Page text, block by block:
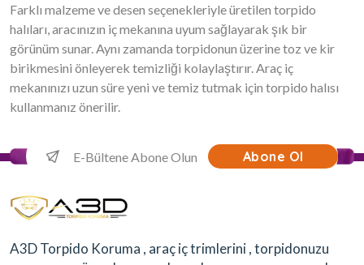
Farklı malzeme ve desen seçenekleriyle üretilen torpido
halıları, aracınızın iç mekanına uyum sağlayarak şık bir
görünüm sunar. Aynı zamanda torpidonun üzerine toz ve kir
birikmesini önleyerek temizliği kolaylaştırır. Araç iç
mekanınızı uzun süre yeni ve temiz tutmak için torpido halısı
kullanmanız önerilir.
Abone Ol
A3D Torpido Koruma , araç iç trimlerini , torpidonuzu